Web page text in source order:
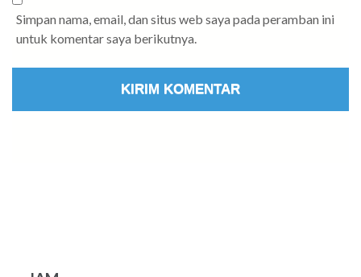
Simpan nama, email, dan situs web saya pada peramban ini
untuk komentar saya berikutnya.